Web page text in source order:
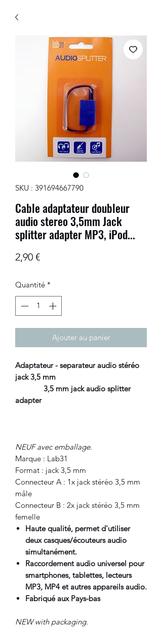
SKU : 391694667790
Cable adaptateur doubleur
audio stereo 3,5mm Jack
splitter adapter MP3, iPod...
2,90 €Prix
Quantité *
Ajouter au panier
Adaptateur - separateur audio stéréo
jack 3,5 mm
3,5 mm jack audio splitter
adapter
NEUF avec emballage.
Marque : Lab31
Format : jack 3,5 mm
Connecteur A : 1x jack stéréo 3,5 mm
mâle
Connecteur B : 2x jack stéréo 3,5 mm
femelle
Haute qualité, permet d'utiliser
deux casques/écouteurs audio
simultanément.
Raccordement audio universel pour
smartphones, tablettes, lecteurs
MP3, MP4 et autres appareils audio.
Fabriqué aux Pays-bas
NEW with packaging.